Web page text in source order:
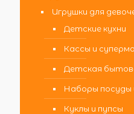
Игрушки для
Детские кухни
Кассы и
Детская
Наборы посуды
Куклы и пупсы